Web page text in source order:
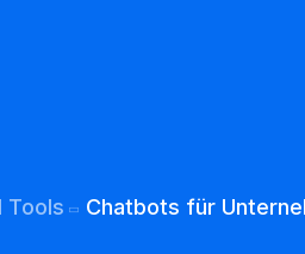
per Bot
Tools Chatbots für